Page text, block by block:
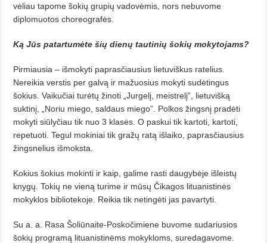
vėliau tapome šokių grupių vadovėmis, nors nebuvome
diplomuotos choreografės.
Ką Jūs patartumėte šių dienų tautinių šokių mokytojams?
Pirmiausia – išmokyti paprasčiausius lietuviškus ratelius.
Nereikia verstis per galvą ir mažuosius mokyti sudėtingus
šokius. Vaikučiai turėtų žinoti „Jurgelį, meistrelį”, lietuvišką
suktinį, „Noriu miego, saldaus miego”. Polkos žingsnį pradėti
mokyti siūlyčiau tik nuo 3 klasės. O paskui tik kartoti, kartoti,
repetuoti. Tegul mokiniai tik gražų ratą išlaiko, paprasčiausius
žingsnelius išmoksta.
Kokius šokius mokinti ir kaip, galime rasti daugybėje išleistų
knygų. Tokių ne vieną turime ir mūsų Čikagos lituanistinės
mokyklos bibliotekoje. Reikia tik netingėti jas pavartyti.
Su a. a. Rasa Šoliūnaite-Poskočimiene buvome sudariusios
šokių programą lituanistinėms mokykloms, suredagavome.